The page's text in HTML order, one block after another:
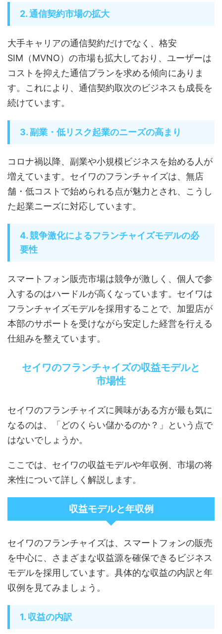
2. 通信契約市場の拡大
大手キャリアの通信契約だけでなく、格安
SIM（MVNO）の市場も拡大しており、ユーザーは
コストを抑えた通信プランを求める傾向にありま
す。これにより、通信契約取次のビジネスも成長を
続けています。
3. 副業・低リスク起業のニーズの高まり
コロナ禍以降、副業や小規模ビジネスを始める人が
増えています。セイワのフランチャイズは、無店
舗・低コストで始められる点が魅力とされ、こうし
た起業ニーズに対応しています。
4. 競争激化によるフランチャイズモデルの必
要性
スマートフォン販売市場は競争が激しく、個人で参
入するのはハードルが高くなっています。セイワは
フランチャイズモデルを採用することで、加盟店が
本部のサポートを受けながら安定した経営を行える
仕組みを整えています。
セイワのフランチャイズの収益モデルと
市場性
セイワのフランチャイズに興味がある方が最も気に
なるのは、「どのくらい儲かるのか？」という点で
はないでしょうか。
ここでは、セイワの収益モデルや年収例、市場の将
来性について詳しく解説します。
収益モデルと年収例
セイワのフランチャイズは、スマートフォンの販売
を中心に、さまざまな収益源を確保できるビジネス
モデルを採用しています。具体的な収益の内訳と年
収例を見てみましょう。
1. 収益の内訳